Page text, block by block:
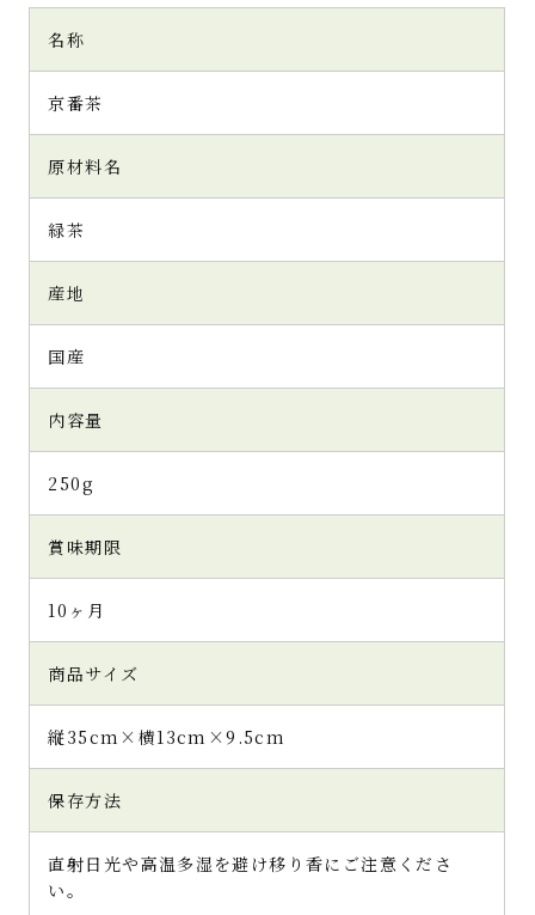
名称
京番茶
原材料名
緑茶
産地
国産
内容量
250g
賞味期限
10ヶ月
商品サイズ
縦35cm×横13cm×9.5cm
保存方法
直射日光や高温多湿を避け移り香にご注意くださ
い。